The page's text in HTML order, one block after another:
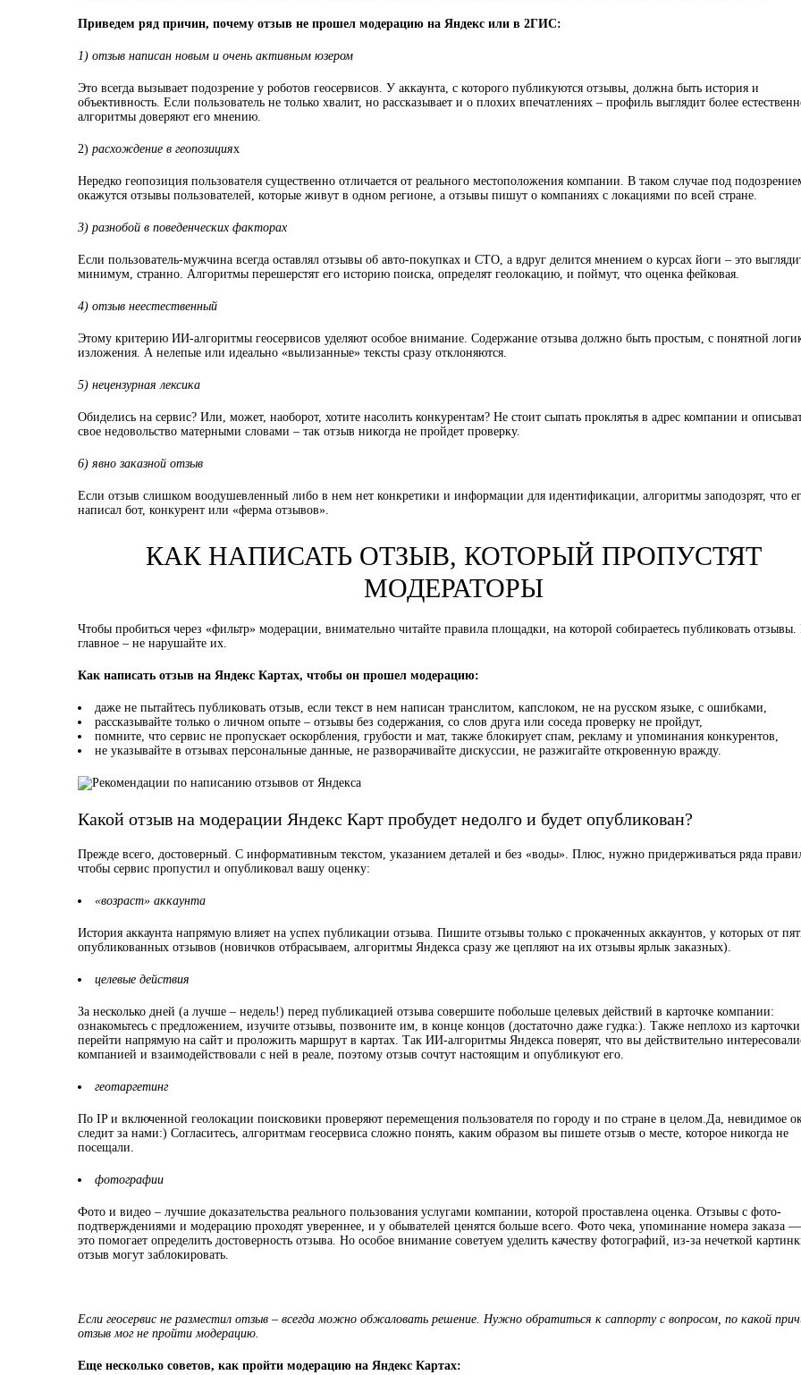
Приведем ряд причин, почему отзыв не прошел модерацию на Яндекс или в 2ГИС:
1) отзыв написан новым и очень активным юзером
Это всегда вызывает подозрение у роботов геосервисов. У аккаунта, с которого публикуются отзывы, должна быть история и
объективность. Если пользователь не только хвалит, но рассказывает и о плохих впечатлениях – профиль выглядит более
алгоритмы доверяют его мнению.
2) расхождение в геопозициях
Нередко геопозиция пользователя существенно отличается от реального местоположения компании. В таком случае под
окажутся отзывы пользователей, которые живут в одном регионе, а отзывы пишут о компаниях с локациями по всей стране.
3) разнобой в поведенческих факторах
Если пользователь-мужчина всегда оставлял отзывы об авто-покупках и СТО, а вдруг делится мнением о курсах йоги – это
минимум, странно. Алгоритмы перешерстят его историю поиска, определят геолокацию, и поймут, что оценка фейковая.
4) отзыв неестественный
Этому критерию ИИ-алгоритмы геосервисов уделяют особое внимание. Содержание отзыва должно быть простым, с понятной
изложения. А нелепые или идеально «вылизанные» тексты сразу отклоняются.
5) нецензурная лексика
Обиделись на сервис? Или, может, наоборот, хотите насолить конкурентам? Не стоит сыпать проклятья в адрес компании и
свое недовольство матерными словами – так отзыв никогда не пройдет проверку.
6) явно заказной отзыв
Если отзыв слишком воодушевленный либо в нем нет конкретики и информации для идентификации, алгоритмы заподозрят, что
написал бот, конкурент или «ферма отзывов».
КАК НАПИСАТЬ ОТЗЫВ, КОТОРЫЙ ПРОПУСТЯТ
МОДЕРАТОРЫ
Чтобы пробиться через «фильтр» модерации, внимательно читайте правила площадки, на которой собираетесь публиковать
главное – не нарушайте их.
Как написать отзыв на Яндекс Картах, чтобы он прошел модерацию:
даже не пытайтесь публиковать отзыв, если текст в нем написан транслитом, капслоком, не на русском языке, с ошибками,
рассказывайте только о личном опыте – отзывы без содержания, со слов друга или соседа проверку не пройдут,
помните, что сервис не пропускает оскорбления, грубости и мат, также блокирует спам, рекламу и упоминания конкурентов,
не указывайте в отзывах персональные данные, не разворачивайте дискуссии, не разжигайте откровенную вражду.
Какой отзыв на модерации Яндекс Карт пробудет недолго и будет опубликован?
Прежде всего, достоверный. С информативным текстом, указанием деталей и без «воды». Плюс, нужно придерживаться ряда
чтобы сервис пропустил и опубликовал вашу оценку:
«возраст» аккаунта
История аккаунта напрямую влияет на успех публикации отзыва. Пишите отзывы только с прокаченных аккаунтов, у которых от
опубликованных отзывов (новичков отбрасываем, алгоритмы Яндекса сразу же цепляют на их отзывы ярлык заказных).
целевые действия
За несколько дней (а лучше – недель!) перед публикацией отзыва совершите побольше целевых действий в карточке компании:
ознакомьтесь с предложением, изучите отзывы, позвоните им, в конце концов (достаточно даже гудка:). Также неплохо из карточки
перейти напрямую на сайт и проложить маршрут в картах. Так ИИ-алгоритмы Яндекса поверят, что вы действительно
компанией и взаимодействовали с ней в реале, поэтому отзыв сочтут настоящим и опубликуют его.
геотаргетинг
По IP и включенной геолокации поисковики проверяют перемещения пользователя по городу и по стране в целом.Да, невидимое
следит за нами:) Согласитесь, алгоритмам геосервиса сложно понять, каким образом вы пишете отзыв о месте, которое никогда не
посещали.
фотографии
Фото и видео – лучшие доказательства реального пользования услугами компании, которой проставлена оценка. Отзывы с фото-
подтверждениями и модерацию проходят увереннее, и у обывателей ценятся больше всего. Фото чека, упоминание номера заказа
это помогает определить достоверность отзыва. Но особое внимание советуем уделить качеству фотографий, из-за нечеткой
отзыв могут заблокировать.
Если геосервис не разместил отзыв – всегда можно обжаловать решение. Нужно обратиться к саппорту с вопросом, по какой
отзыв мог не пройти модерацию.
Еще несколько советов, как пройти модерацию на Яндекс Картах: